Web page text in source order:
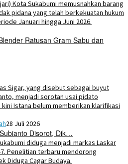
Ratusan Gram Sabu dan
28 Juli 2026
Disorot, Dik…